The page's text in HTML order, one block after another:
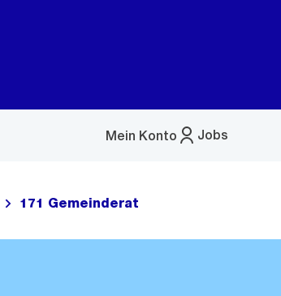
Jobs
Mein Konto
Menü
171 Gemeinderat